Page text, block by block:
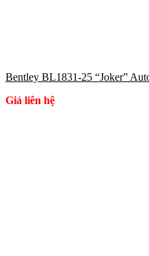
Bentley BL1831-25 “Joker”
Giá liên hệ